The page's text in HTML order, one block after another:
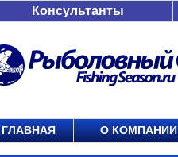
Консультанты
ГЛАВНАЯ О КОМПАНИИ